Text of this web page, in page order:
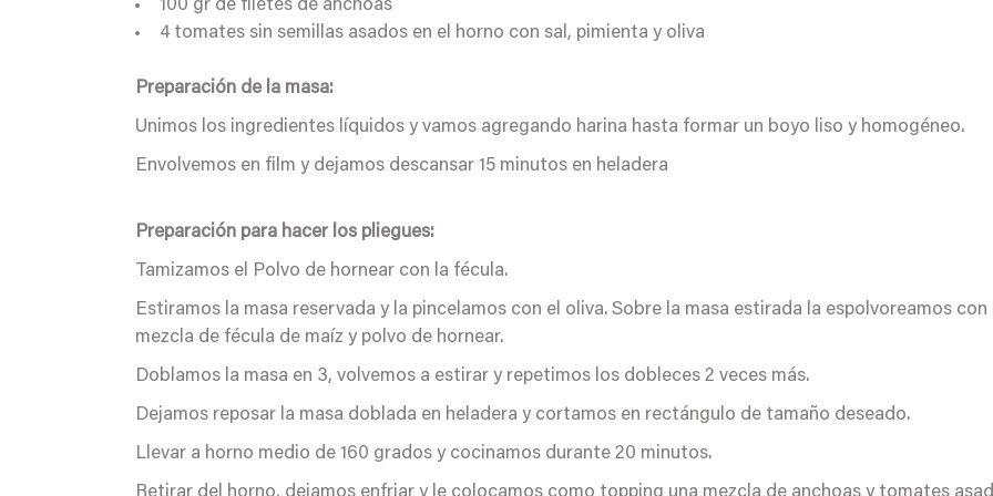
100 gr de filetes de anchoas
4 tomates sin semillas asados en el horno con sal, pimienta y oliva
Preparación de la masa:
Unimos los ingredientes líquidos y vamos agregando harina hasta formar un boyo liso y homogéneo.
Envolvemos en film y dejamos descansar 15 minutos en heladera
Preparación para hacer los pliegues:
Tamizamos el Polvo de hornear con la fécula.
Estiramos la masa reservada y la pincelamos con el oliva. Sobre la masa estirada la espolvoreamos con
mezcla de fécula de maíz y polvo de hornear.
Doblamos la masa en 3, volvemos a estirar y repetimos los dobleces 2 veces más.
Dejamos reposar la masa doblada en heladera y cortamos en rectángulo de tamaño deseado.
Llevar a horno medio de 160 grados y cocinamos durante 20 minutos.